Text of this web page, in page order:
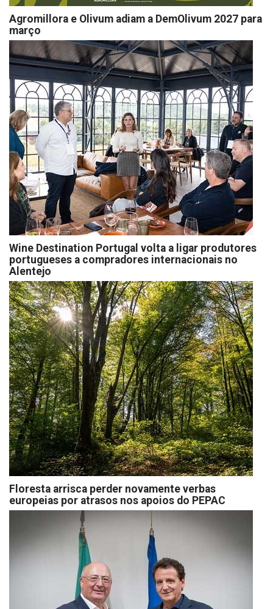
Agromillora e Olivum adiam a DemOlivum 2027 para
março
Wine Destination Portugal volta a ligar produtores
portugueses a compradores internacionais no
Alentejo
Floresta arrisca perder novamente verbas
europeias por atrasos nos apoios do PEPAC